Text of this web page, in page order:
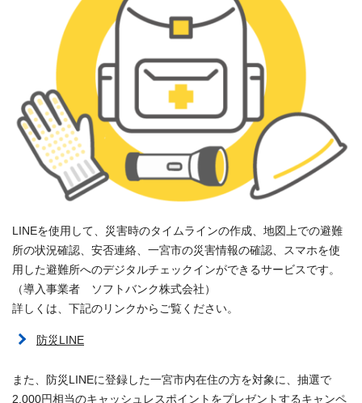
LINEを使用して、災害時のタイムラインの作成、地図上での避難
所の状況確認、安否連絡、一宮市の災害情報の確認、スマホを使
用した避難所へのデジタルチェックインができるサービスです。
（導入事業者 ソフトバンク株式会社）
詳しくは、下記のリンクからご覧ください。
防災LINE
また、防災LINEに登録した一宮市内在住の方を対象に、抽選で
2,000円相当のキャッシュレスポイントをプレゼントするキャンペ